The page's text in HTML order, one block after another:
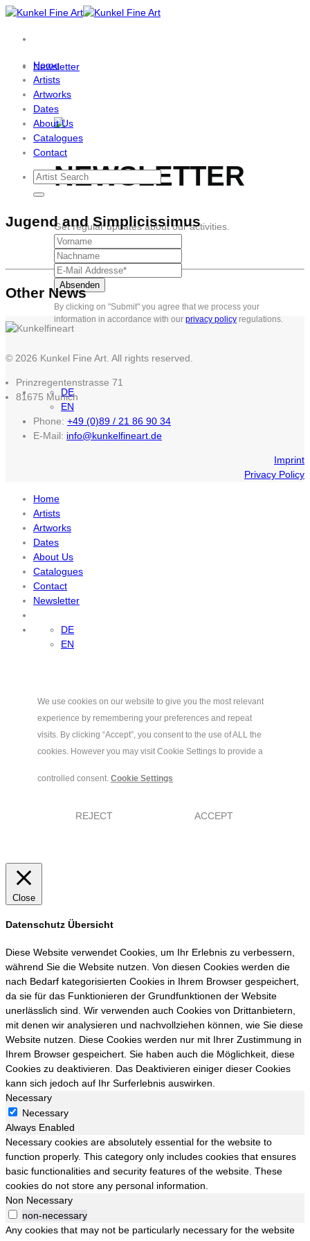
Skip
content
Newsletter
NEWSLETTER
Get regular updates about our activities.
By clicking on "Submit" you agree that we process your
information in accordance with our privacy policy regulations.
DE
EN
Home
Artists
Artworks
Dates
About Us
Catalogues
Contact
Jugend and Simplicissimus
Other News
© 2026 Kunkel Fine Art. All rights reserved.
Prinzregentenstrasse 71
81675 Munich
Phone: +49 (0)89 / 21 86 90 34
E-Mail: info@kunkelfineart.de
Imprint
Privacy Policy
Home
Artists
Artworks
Dates
About Us
Catalogues
Contact
Newsletter
DE
EN
We use cookies on our website to give you the most relevant
experience by remembering your preferences and repeat
visits. By clicking “Accept”, you consent to the use of ALL the
cookies. However you may visit Cookie Settings to provide a
controlled consent. Cookie Settings
REJECT ACCEPT
Close
Datenschutz Übersicht
Diese Website verwendet Cookies, um Ihr Erlebnis zu verbessern,
während Sie die Website nutzen. Von diesen Cookies werden die
nach Bedarf kategorisierten Cookies in Ihrem Browser gespeichert,
da sie für das Funktionieren der Grundfunktionen der Website
unerlässlich sind. Wir verwenden auch Cookies von Drittanbietern,
mit denen wir analysieren und nachvollziehen können, wie Sie diese
Website nutzen. Diese Cookies werden nur mit Ihrer Zustimmung in
Ihrem Browser gespeichert. Sie haben auch die Möglichkeit, diese
Cookies zu deaktivieren. Das Deaktivieren einiger dieser Cookies
kann sich jedoch auf Ihr Surferlebnis auswirken.
Necessary
Necessary
Always Enabled
Necessary cookies are absolutely essential for the website to
function properly. This category only includes cookies that ensures
basic functionalities and security features of the website. These
cookies do not store any personal information.
Non Necessary
non-necessary
Any cookies that may not be particularly necessary for the website